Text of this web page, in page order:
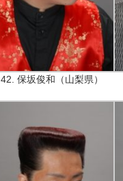
42. 保坂俊和（山梨県）